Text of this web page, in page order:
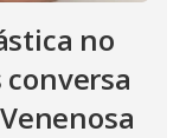
no